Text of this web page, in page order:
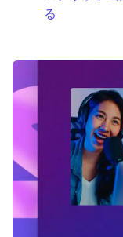
ログイン
無料で試
る